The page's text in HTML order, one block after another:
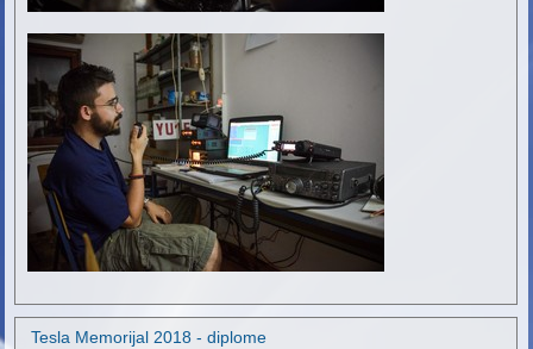
Tesla Memorijal 2018 - diplome